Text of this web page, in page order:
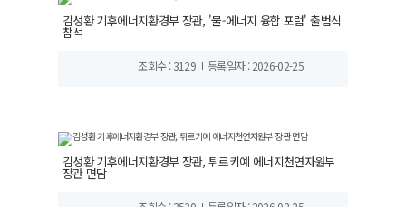
김성환 기후에너지환경부 장관, '물-에너지 융합 포럼' 출범식
참석
조회수 : 3129 등록일자 : 2026-02-25
김성환 기후에너지환경부 장관, 튀르키예 에너지천연자원부
장관 면담